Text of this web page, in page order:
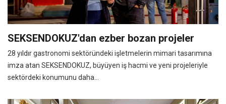
SEKSENDOKUZ'dan ezber bozan projeler
28 yıldır gastronomi sektöründeki işletmelerin mimari tasarımına
imza atan SEKSENDOKUZ, büyüyen iş hacmi ve yeni projeleriyle
sektördeki konumunu daha...